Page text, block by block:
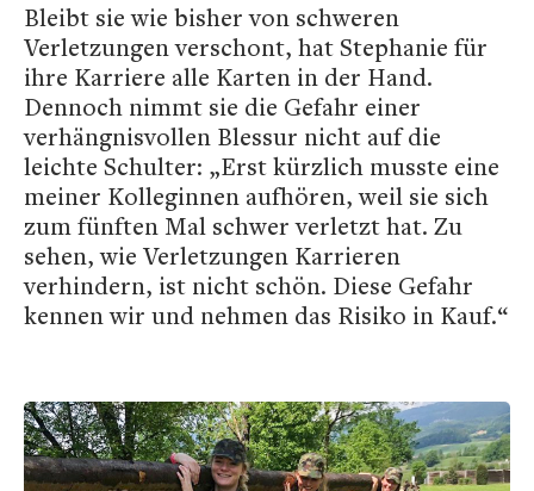
Bleibt sie wie bisher von schweren
Verletzungen verschont, hat Stephanie für
ihre Karriere alle Karten in der Hand.
Dennoch nimmt sie die Gefahr einer
verhängnisvollen Blessur nicht auf die
leichte Schulter: „Erst kürzlich musste eine
meiner Kolleginnen aufhören, weil sie sich
zum fünften Mal schwer verletzt hat. Zu
sehen, wie Verletzungen Karrieren
verhindern, ist nicht schön. Diese Gefahr
kennen wir und nehmen das Risiko in Kauf.“